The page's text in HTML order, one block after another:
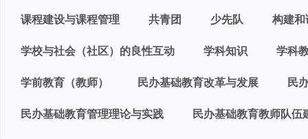
课程建设与课程管理 共青团 少先队 构建
学校与社会（社区）的良性互动 学科知识 学科
学前教育（教师） 民办基础教育改革与发展 民
民办基础教育管理理论与实践 民办基础教育教师队伍